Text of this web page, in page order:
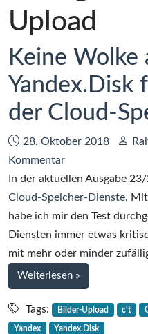
Upload
Keine Wolke
Yandex.Disk
der Cloud-
Datum:
28. Oktober 2018
Kommentarzu
Keine
Wolke
aus
Russland
–
Yandex.Disk
fehlt
im
c’t-
In der aktuellen Ausgabe
Cloud-Speicher-Dienste.
habe ich mir den Test
Diensten immer etwas
mit mehr oder minder
Weiterlesen bei
Keine
Wolke
aus
»
Tags: Bilder-Upload c't
Yandex Yandex.Disk